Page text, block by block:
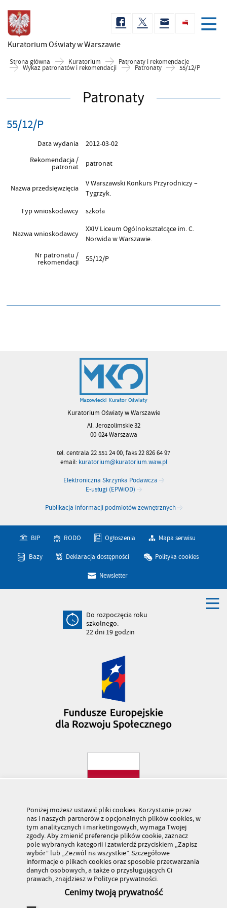
Kuratorium Oświatyw Warszawie
Strona główna Kuratorium Patronaty i rekomendacje
Wykaz patronatów i rekomendacji Patronaty 55/12/P
Patronaty
55/12/P
Data wydania
2012-03-02
Rekomendacja /
patronat patronat
Nazwa przedsięwzięcia
V Warszawski Konkurs Przyrodniczy –
Tygrzyk.
Typ wnioskodawcy
szkoła
Nazwa wnioskodawcy
XXIV Liceum Ogólnokształcące im. C.
Norwida w Warszawie.
Nr patronatu /
rekomendacji 55/12/P
Kuratorium Oświaty w Warszawie
Al. Jerozolimskie 32
00-024 Warszawa
tel. centrala 22 551 24 00, faks 22 826 64 97
email: kuratorium@kuratorium.waw.pl
Elektroniczna Skrzynka Podawcza
E-usługi (EPWiOD)
Publikacja informacji podmiotów zewnętrznych
BIP RODO Ogłoszenia Mapa serwisu
Bazy Deklaracja dostępności Polityka cookies
Newsletter
Do rozpoczęcia roku
szkolnego:
22dni 19godzin
Poniżej możesz ustawić pliki cookies. Korzystanie przez
nas i naszych partnerów z opcjonalnych plików cookies, w
tym analitycznych i marketingowych, wymaga Twojej
zgody. Aby zmienić preferencje plików cookie, zaznacz
pole wybranych kategorii i zatwierdź przyciskiem „Zapisz
wybór” lub „Zezwól na wszystkie”. Szczegółowe
informacje o plikach cookies oraz sposobie przetwarzania
danych osobowych, a także o przysługujących Ci
prawach, znajdziesz w Polityce prywatności.
Cenimy twoją prywatność